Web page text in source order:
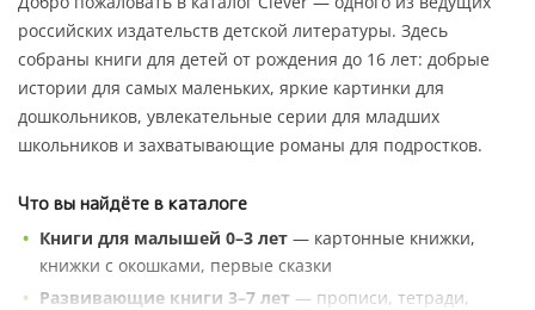
российских издательств детской литературы. Здесь
собраны книги для детей от рождения до 16 лет: добрые
истории для самых маленьких, яркие картинки для
дошкольников, увлекательные серии для младших
школьников и захватывающие романы для подростков.
Что вы найдёте в каталоге
Книги для малышей 0–3 лет — картонные книжки,
книжки с окошками, первые сказки
Развивающие книги 3–7 лет — прописи, тетради,